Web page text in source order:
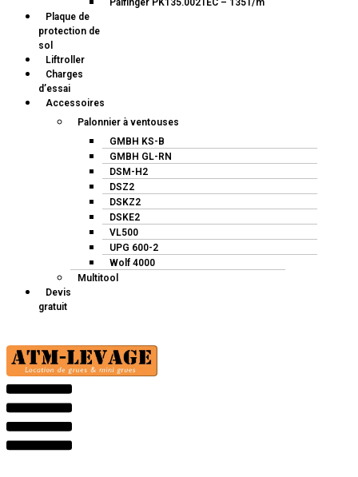
Palfinger PK135.002TEC – 135T/m
Plaque de
protection de
sol
Liftroller
Charges
d’essai
Accessoires
Palonnier à ventouses
GMBH KS-B
GMBH GL-RN
DSM-H2
DSZ2
DSKZ2
DSKE2
VL500
UPG 600-2
Wolf 4000
Multitool
Devis
gratuit